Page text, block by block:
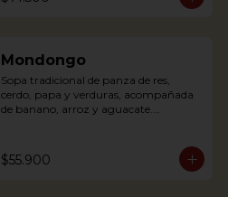
Mondongo
Sopa tradicional de panza de res,
cerdo, papa y verduras, acompañada
de banano, arroz y aguacate.
vegetables. Accompanied with
banana, rice and avocado. You can add
$55.900